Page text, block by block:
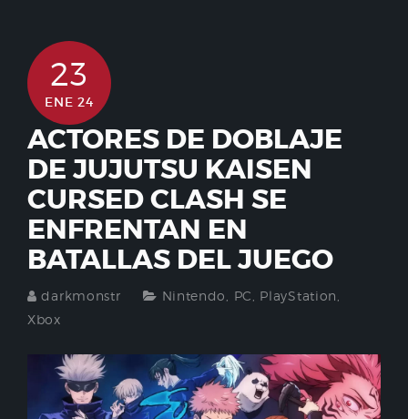
23
ENE 24
ACTORES DE DOBLAJE
DE JUJUTSU KAISEN
CURSED CLASH SE
ENFRENTAN EN
BATALLAS DEL JUEGO
darkmonstr Nintendo PC PlayStation
Xbox